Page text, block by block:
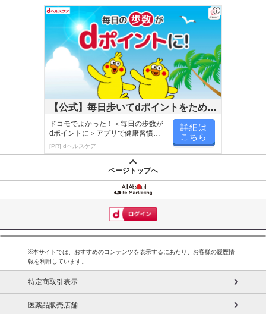
【公式】毎日歩いてdポイントをためよ
う！
ドコモでよかった！＜毎日の歩数が
dポイントに＞アプリで健康習慣が
楽しく続く！
[PR] dヘルスケア
詳細は
こちら
ページトップへ
※本サイトでは、おすすめのコンテンツを表示するにあたり、お客様の履歴情
報を利用しています。
特定商取引表示
医薬品販売店舗